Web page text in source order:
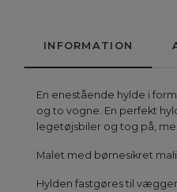
INFORMATION
En enestående hylde i
og to vogne. En perfekt
legetøjsbiler og tog på,
Malet med børnesikret
Hylden fastgøres til